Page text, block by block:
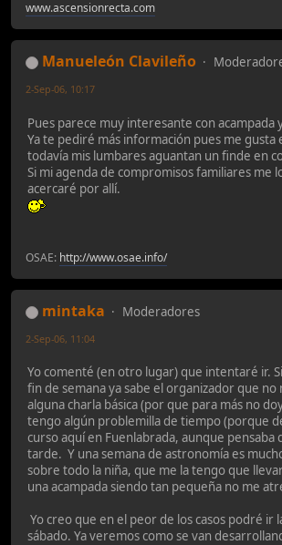
www.ascensionrecta.com
Manueleón Clavileño
2-Sep-06, 10:17
Pues parece muy interesante con acampada
Ya te pediré más información pues me gusta
todavía mis lumbares aguantan un finde en
Si mi agenda de compromisos familiares me
acercaré por allí.
OSAE: http://www.osae.info/
mintaka
Moderadores
2-Sep-06, 11:04
Yo comenté (en otro lugar) que intentaré ir.
fin de semana ya sabe el organizador que
alguna charla básica (por que para más no
tengo algún problemilla de tiempo (porque
curso aquí en Fuenlabrada, aunque pensaba
tarde. Y una semana de astronomía es
sobre todo la niña, que me la tengo que
una acampada siendo tan pequeña no me
Yo creo que en el peor de los casos podré ir
sábado. Ya veremos como se van